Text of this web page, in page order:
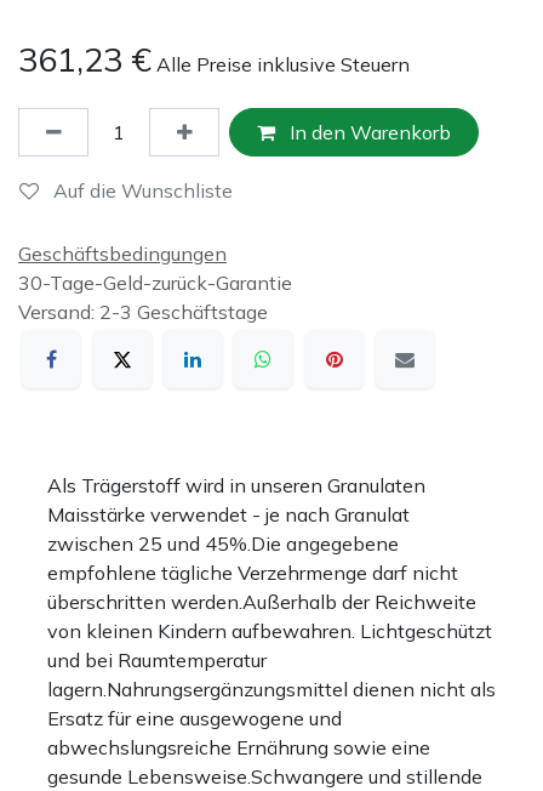
361,23 € Alle Preise inklusive Steuern
In den Warenkorb
Auf die Wunschliste
Geschäftsbedingungen
30-Tage-Geld-zurück-Garantie
Versand: 2-3 Geschäftstage
Als Trägerstoff wird in unseren Granulaten
Maisstärke verwendet - je nach Granulat
zwischen 25 und 45%.Die angegebene
empfohlene tägliche Verzehrmenge darf nicht
überschritten werden.Außerhalb der Reichweite
von kleinen Kindern aufbewahren. Lichtgeschützt
und bei Raumtemperatur
lagern.Nahrungsergänzungsmittel dienen nicht als
Ersatz für eine ausgewogene und
abwechslungsreiche Ernährung sowie eine
gesunde Lebensweise.Schwangere und stillende